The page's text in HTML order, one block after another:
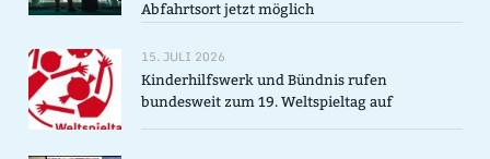
Abfahrtsort jetzt möglich
15. JULI 2026
Kinderhilfswerk und Bündnis rufen
bundesweit zum 19. Weltspieltag auf